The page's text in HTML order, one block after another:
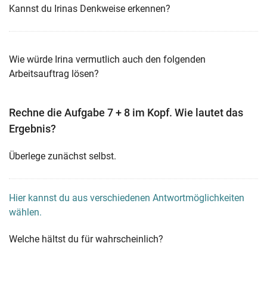
Kannst du Irinas Denkweise erkennen?
Wie würde Irina vermutlich auch den folgenden
Arbeitsauftrag lösen?
Rechne die Aufgabe 7 + 8 im Kopf. Wie lautet das
Ergebnis?
Überlege zunächst selbst.
Hier kannst du aus verschiedenen Antwortmöglichkeiten
wählen.
Welche hältst du für wahrscheinlich?